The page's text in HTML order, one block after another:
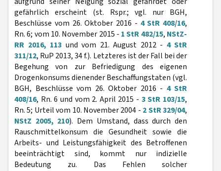
gefährlich erscheint (st. Rspr.; vgl. nur BGH,
Beschlüsse vom 26. Oktober 2016 - 4 StR 408/16,
Rn. 6; vom 10. November 2015 - 1 StR 482/15, NStZ-
RR 2016, 113 und vom 21. August 2012 - 4 StR
311/12, RuP 2013, 34 f.). Letzteres ist der Fall bei der
Begehung von zur Befriedigung des eigenen
Drogenkonsums dienender Beschaffungstaten (vgl.
BGH, Beschlüsse vom 26. Oktober 2016 - 4 StR
408/16, Rn. 6 und vom 2. April 2015 - 3 StR 103/15,
Rn. 5; Urteil vom 10. November 2004 - 2 StR 329/04,
NStZ 2005, 210). Dem Umstand, dass durch den
Rauschmittelkonsum die Gesundheit sowie die
Arbeits- und Leistungsfähigkeit des Betroffenen
beeinträchtigt sind, kommt nur indizielle
Bedeutung zu. Das Fehlen solcher